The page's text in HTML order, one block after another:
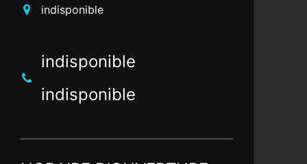
indisponible
indisponible
indisponible